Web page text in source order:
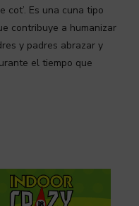
cot’. Es una cuna tipo
contribuye a humanizar
y padres abrazar y
el tiempo que